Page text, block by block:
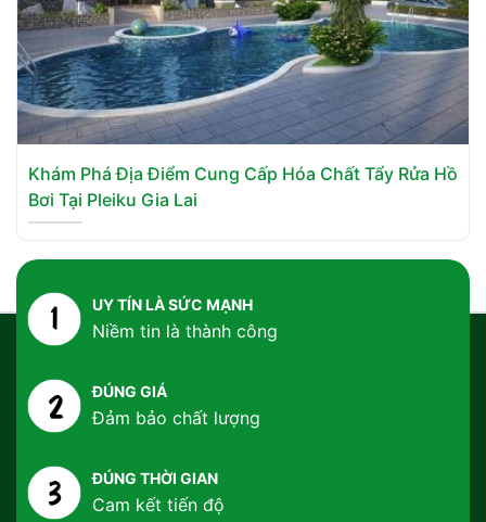
Khám Phá Địa Điểm Cung Cấp Hóa Chất Tẩy Rửa Hồ
Bơi Tại Pleiku Gia Lai
UY TÍN LÀ SỨC MẠNH
Niềm tin là thành công
ĐÚNG GIÁ
Đảm bảo chất lượng
ĐÚNG THỜI GIAN
Cam kết tiến độ